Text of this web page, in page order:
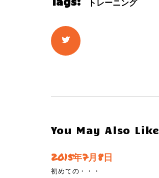
トレーニング
You May Also Like
2015年7月8日
初めての・・・